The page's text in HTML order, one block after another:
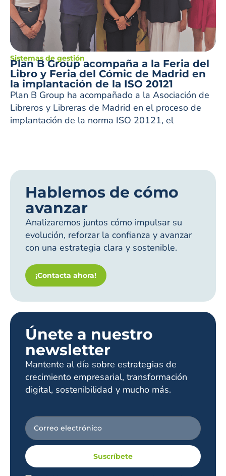
Sistemas de gestión
Plan B Group acompaña a la Feria del
Libro y Feria del Cómic de Madrid en
la implantación de la ISO 20121
Plan B Group ha acompañado a la Asociación de
Libreros y Libreras de Madrid en el proceso de
implantación de la norma ISO 20121, el
Hablemos de cómo
avanzar
Analizaremos juntos cómo impulsar su
evolución, reforzar la confianza y avanzar
con una estrategia clara y sostenible.
¡Contacta ahora!
Únete a nuestro
newsletter
Mantente al día sobre estrategias de
crecimiento empresarial, transformación
digital, sostenibilidad y mucho más.
Suscríbete